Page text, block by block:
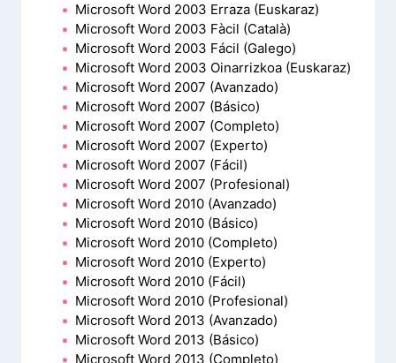
Microsoft Word 2003 Erraza (Euskaraz)
Microsoft Word 2003 Fàcil (Català)
Microsoft Word 2003 Fácil (Galego)
Microsoft Word 2003 Oinarrizkoa (Euskaraz)
Microsoft Word 2007 (Avanzado)
Microsoft Word 2007 (Básico)
Microsoft Word 2007 (Completo)
Microsoft Word 2007 (Experto)
Microsoft Word 2007 (Fácil)
Microsoft Word 2007 (Profesional)
Microsoft Word 2010 (Avanzado)
Microsoft Word 2010 (Básico)
Microsoft Word 2010 (Completo)
Microsoft Word 2010 (Experto)
Microsoft Word 2010 (Fácil)
Microsoft Word 2010 (Profesional)
Microsoft Word 2013 (Avanzado)
Microsoft Word 2013 (Básico)
Microsoft Word 2013 (Completo)